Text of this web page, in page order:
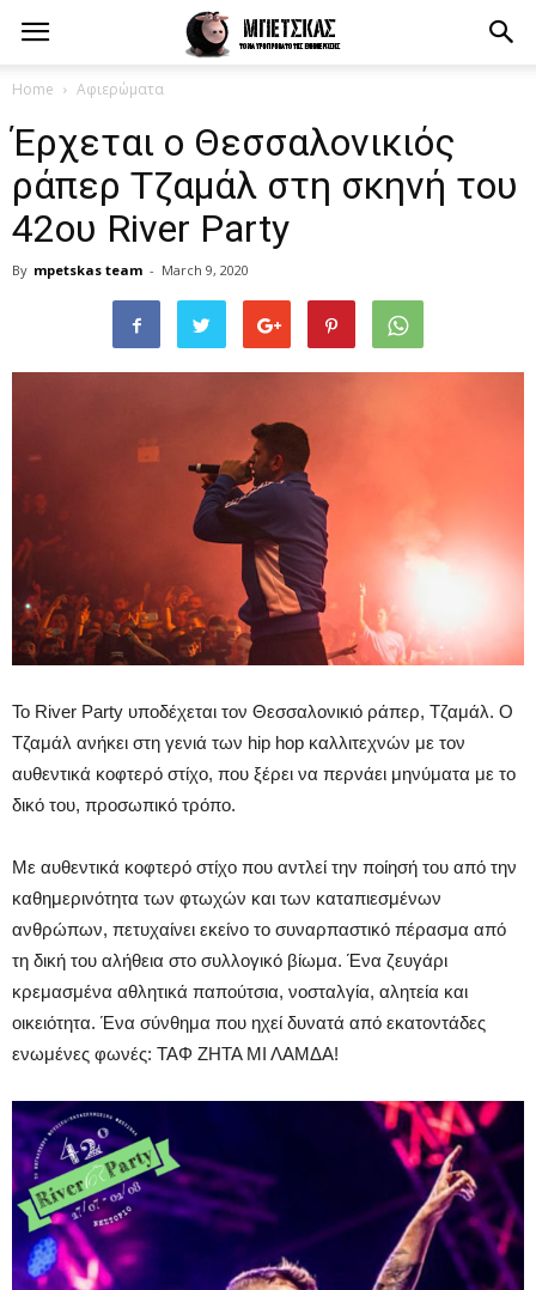
Home Αφιερώματα
Έρχεται ο Θεσσαλονικιός
ράπερ Τζαμάλ στη σκηνή του
42ου River Party
By mpetskas team - March 9, 2020
Το River Party υποδέχεται τον Θεσσαλονικιό ράπερ, Τζαμάλ. Ο
Τζαμάλ ανήκει στη γενιά των hip hop καλλιτεχνών με τον
αυθεντικά κοφτερό στίχο, που ξέρει να περνάει μηνύματα με το
δικό του, προσωπικό τρόπο.
Με αυθεντικά κοφτερό στίχο που αντλεί την ποίησή του από την
καθημερινότητα των φτωχών και των καταπιεσμένων
ανθρώπων, πετυχαίνει εκείνο το συναρπαστικό πέρασμα από
τη δική του αλήθεια στο συλλογικό βίωμα. Ένα ζευγάρι
κρεμασμένα αθλητικά παπούτσια, νοσταλγία, αλητεία και
οικειότητα. Ένα σύνθημα που ηχεί δυνατά από εκατοντάδες
ενωμένες φωνές: ΤΑΦ ΖΗΤΑ ΜΙ ΛΑΜΔΑ!